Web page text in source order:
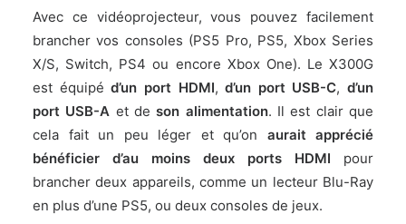
Avec ce vidéoprojecteur, vous pouvez facilement
brancher vos consoles (PS5 Pro, PS5, Xbox Series
X/S, Switch, PS4 ou encore Xbox One). Le X300G
est équipéd’un port HDMI,d’un port USB-C, d’un
port USB-A et deson alimentation. Il est clair que
cela fait un peu léger et qu’on aurait apprécié
bénéficier d’au moins deux ports HDMI pour
brancher deux appareils, comme un lecteur Blu-Ray
en plus d’une PS5, ou deux consoles de jeux.